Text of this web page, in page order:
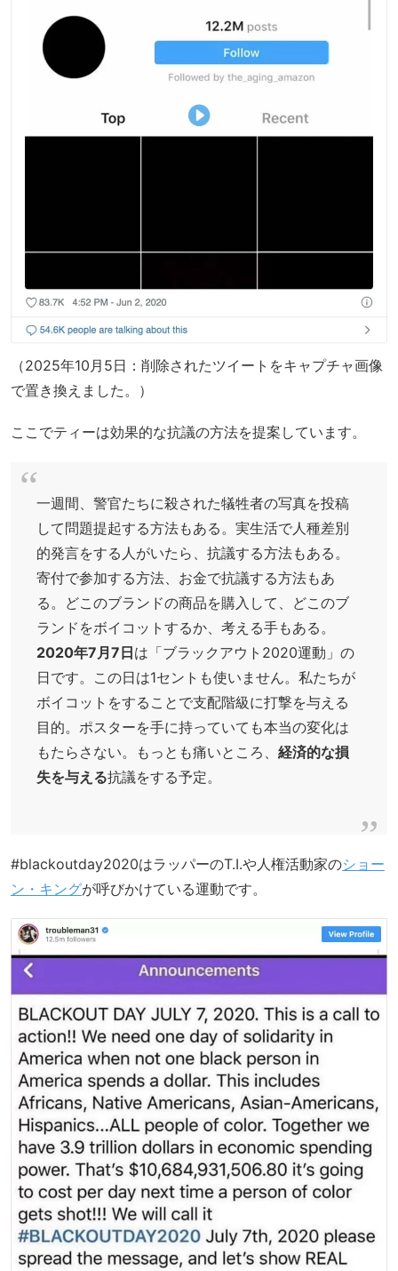
（2025年10月5日：削除されたツイートをキャプチャ画像
で置き換えました。）
ここでティーは効果的な抗議の方法を提案しています。
一週間、警官たちに殺された犠牲者の写真を投稿
して問題提起する方法もある。実生活で人種差別
的発言をする人がいたら、抗議する方法もある。
寄付で参加する方法、お金で抗議する方法もあ
る。どこのブランドの商品を購入して、どこのブ
ランドをボイコットするか、考える手もある。
2020年7月7日は「ブラックアウト2020運動」の
日です。この日は1セントも使いません。私たちが
ボイコットをすることで支配階級に打撃を与える
目的。ポスターを手に持っていても本当の変化は
もたらさない。もっとも痛いところ、 経済的な損
失を与える抗議をする予定。
#blackoutday2020はラッパーのT.I.や人権活動家のショー
ン・キングが呼びかけている運動です。